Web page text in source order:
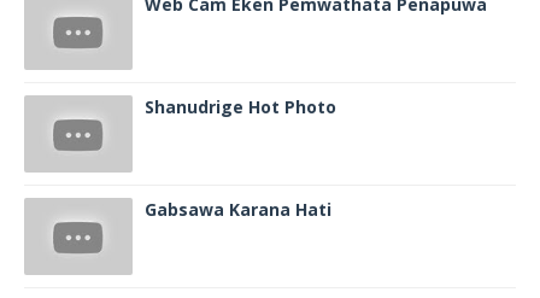
Web Cam Eken Pemwathata Penapuwa
Shanudrige Hot Photo
Gabsawa Karana Hati